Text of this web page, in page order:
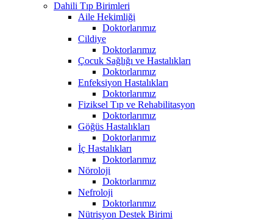
Dahili Tıp Birimleri
Aile Hekimliği
Doktorlarımız
Cildiye
Doktorlarımız
Çocuk Sağlığı ve Hastalıkları
Doktorlarımız
Enfeksiyon Hastalıkları
Doktorlarımız
Fiziksel Tıp ve Rehabilitasyon
Doktorlarımız
Göğüs Hastalıkları
Doktorlarımız
İç Hastalıkları
Doktorlarımız
Nöroloji
Doktorlarımız
Nefroloji
Doktorlarımız
Nütrisyon Destek Birimi